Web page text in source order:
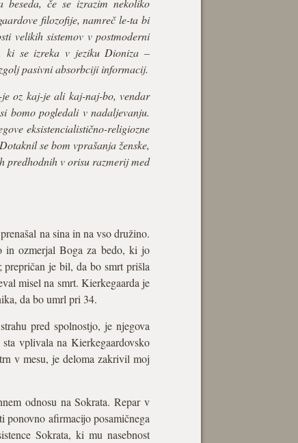
beseda, če se izrazim nekoliko
filozofije, namreč le-ta bi
velikih sistemov v postmoderni
ki se izreka v jeziku Dioniza –
pasivni absorbciji informacij.
oz kaj-je ali kaj-naj-bo, vendar
bomo pogledali v nadaljevanju.
eksistencialistično-religiozne
se bom vprašanja ženske,
predhodnih v orisu razmerij med
na sina in na vso družino.
in ozmerjal Boga za bedo, ki jo
je bil, da bo smrt prišla
misel na smrt. Kierkegaarda je
da bo umrl pri 34.
pred spolnostjo, je njegova
vplivala na Kierkegaardovsko
v mesu, je deloma zakrivil moj
odnosu na Sokrata. Repar v
ponovno afirmacijo posamičnega
Sokrata, ki mu nasebnost